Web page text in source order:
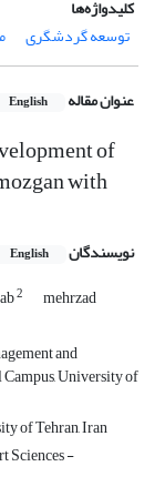
کلیدواژه‌ها
توسعه گردشگری
عنوان مقاله English
of
with
نویسندگان English
2 mehrzad
and
University of
of Tehran, Iran
Sciences -